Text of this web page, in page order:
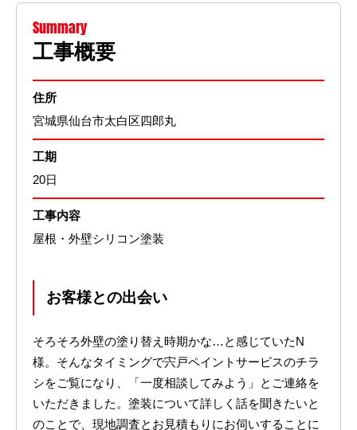
Summary
工事概要
住所
宮城県仙台市太白区四郎丸
工期
20日
工事内容
屋根・外壁シリコン塗装
お客様との出会い
そろそろ外壁の塗り替え時期かな…と感じていたN
様。そんなタイミングで宍戸ペイントサービスのチラ
シをご覧になり、「一度相談してみよう」とご連絡を
いただきました。塗装について詳しく話を聞きたいと
のことで、現地調査とお見積もりにお伺いすることに